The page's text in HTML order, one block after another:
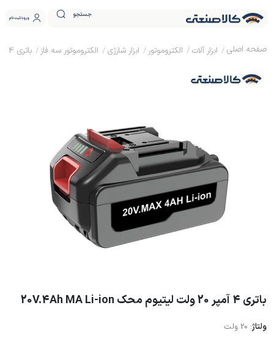
جستجو ورود ثبت نام
ابزار آلات الکتروموتور ابزار شارژی الکتروموتور سه فاز باتری 4 آمپر 20 ولت لیتیوم محک 20V.4Ah MA Li-ion
باتری 4 آمپر 20 ولت لیتیوم محک 20V.4Ah MA Li-ion
ولتاژ: 20 ولت